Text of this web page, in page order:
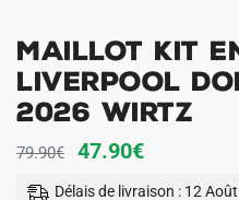
Maillot Kit
Liverpool
2026 Wirtz
79.90€
Le
prix
47.90€Le
prix
Délais de livraison : 12